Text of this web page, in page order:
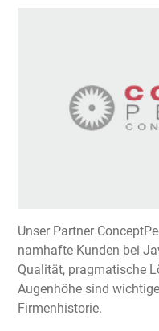
Unser Partner
namhafte Kunden bei
Qualität, pragmatische
Augenhöhe sind
Firmenhistorie.